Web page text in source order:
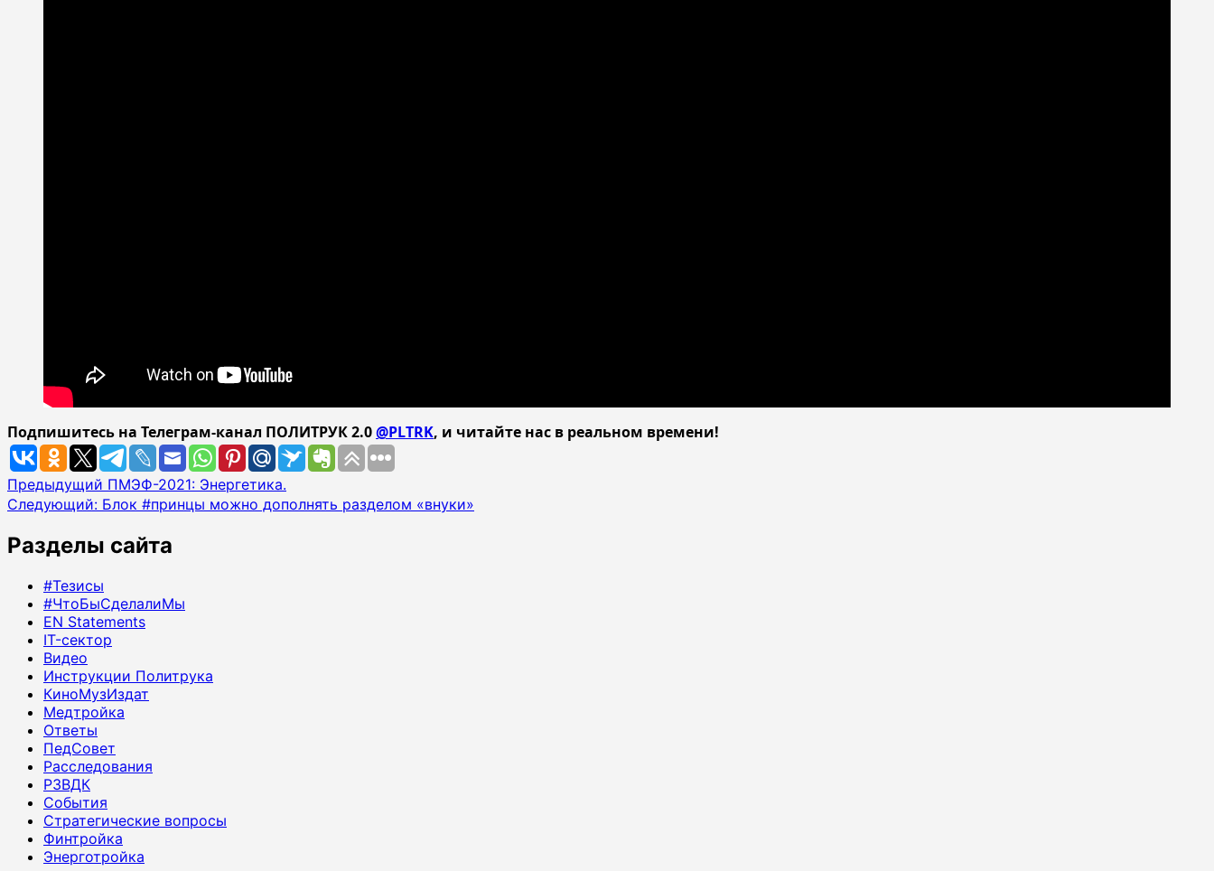
Подпишитесь на Телеграм-канал ПОЛИТРУК 2.0@PLTRK, и читайте нас в реальном времени!
Навигация
записи
Предыдущий ПМЭФ-2021: Энергетика.
Следующий: Блок #принцы можно дополнять разделом «внуки»
Разделы сайта
#Тезисы
#ЧтоБыСделалиМы
EN Statements
IT-сектор
Видео
Инструкции Политрука
КиноМузИздат
Медтройка
Ответы
ПедСовет
Расследования
РЗВДК
События
Стратегические вопросы
Финтройка
Энерготройка